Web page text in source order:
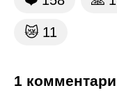
😿 11
1